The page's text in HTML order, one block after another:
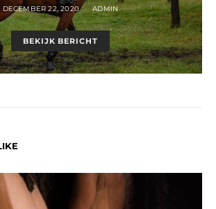
DECEMBER 22, 2020 ADMIN
BEKIJK BERICHT